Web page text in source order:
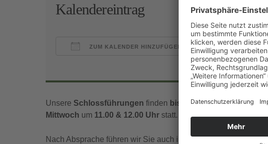
Kalendereintrag
ZUM KALENDER HINZUFÜGEN
Google Kalender
Unsere Schlossführungen finden bis Mitte November
Mittwoch um 11.00 & 12.00 Uhr statt.
Nach Absprache führen wir Sie auch in englischer und